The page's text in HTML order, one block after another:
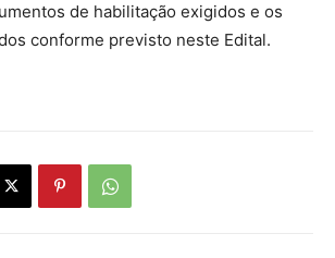
de habilitação exigidos e os
conforme previsto neste Edital.